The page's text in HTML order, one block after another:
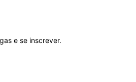
e se inscrever.